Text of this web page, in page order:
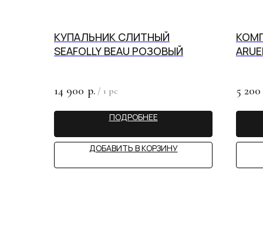
КУПАЛЬНИК СЛИТНЫЙ
SEAFOLLY BEAU РОЗОВЫЙ
14 900 р. / 1 pc
ПОДРОБНЕЕ
ДОБАВИТЬ В КОРЗИНУ
5 200